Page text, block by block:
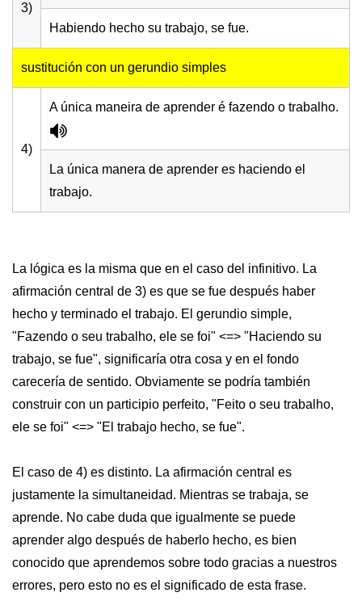
3)
Habiendo hecho su trabajo, se fue.
sustitución con un gerundio simples
4)
A única maneira de aprender é fazendo o trabalho.
La única manera de aprender es haciendo el
trabajo.
La lógica es la misma que en el caso del infinitivo. La
afirmación central de 3) es que se fue después haber
hecho y terminado el trabajo. El gerundio simple,
"Fazendo o seu trabalho, ele se foi" <=> "Haciendo su
trabajo, se fue", significaría otra cosa y en el fondo
carecería de sentido. Obviamente se podría también
construir con un participio perfeito, "Feito o seu trabalho,
ele se foi" <=> "El trabajo hecho, se fue".
El caso de 4) es distinto. La afirmación central es
justamente la simultaneidad. Mientras se trabaja, se
aprende. No cabe duda que igualmente se puede
aprender algo después de haberlo hecho, es bien
conocido que aprendemos sobre todo gracias a nuestros
errores, pero esto no es el significado de esta frase.